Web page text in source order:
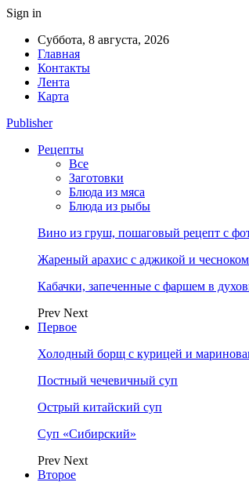
Sign in
Суббота, 8 августа, 2026
Главная
Контакты
Лента
Карта
Publisher
Рецепты
Все
Заготовки
Блюда из мяса
Блюда из рыбы
Вино из груш, пошаговый рецепт с
Жареный арахис с аджикой и
Кабачки, запеченные с фаршем в
Prev Next
Первое
Холодный борщ с курицей и
Постный чечевичный суп
Острый китайский суп
Суп «Сибирский»
Prev Next
Второе